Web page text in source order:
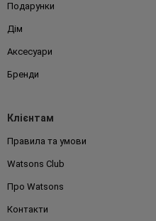
Подарунки
Дім
Аксесуари
Бренди
Клієнтам
Правила та умови
Watsons Club
Про Watsons
Контакти